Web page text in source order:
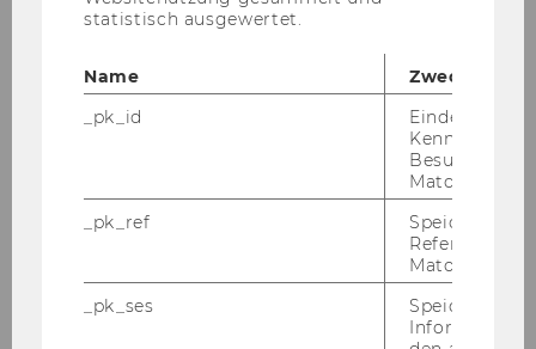
Presseaussendungen 2020
Presseaussendungen 2019
Presseaussendungen 2018
Presseaussendungen 2016
Presseaussendungen 2015
statistisch ausgewertet.
Name
Zweck
_pk_id
Eindeutige
Besuchers
Matomo.
_pk_ref
Speicherung
Referrers
Matomo.
_pk_ses
Speicherung